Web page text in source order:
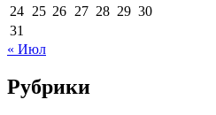
24 25 26 27 28 29 30
31
« Июл
Рубрики